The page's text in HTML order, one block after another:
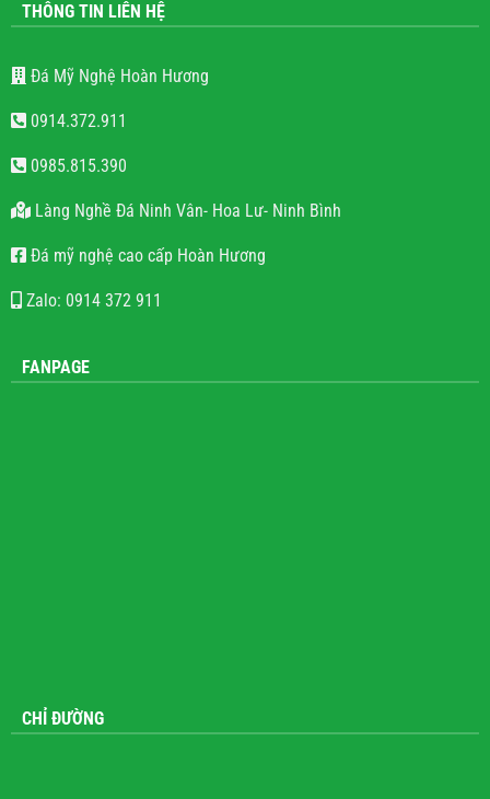
THÔNG TIN LIÊN HỆ
Đá Mỹ Nghệ Hoàn Hương
0914.372.911
0985.815.390
Làng Nghề Đá Ninh Vân- Hoa Lư- Ninh Bình
Đá mỹ nghệ cao cấp Hoàn Hương
Zalo: 0914 372 911
FANPAGE
CHỈ ĐƯỜNG